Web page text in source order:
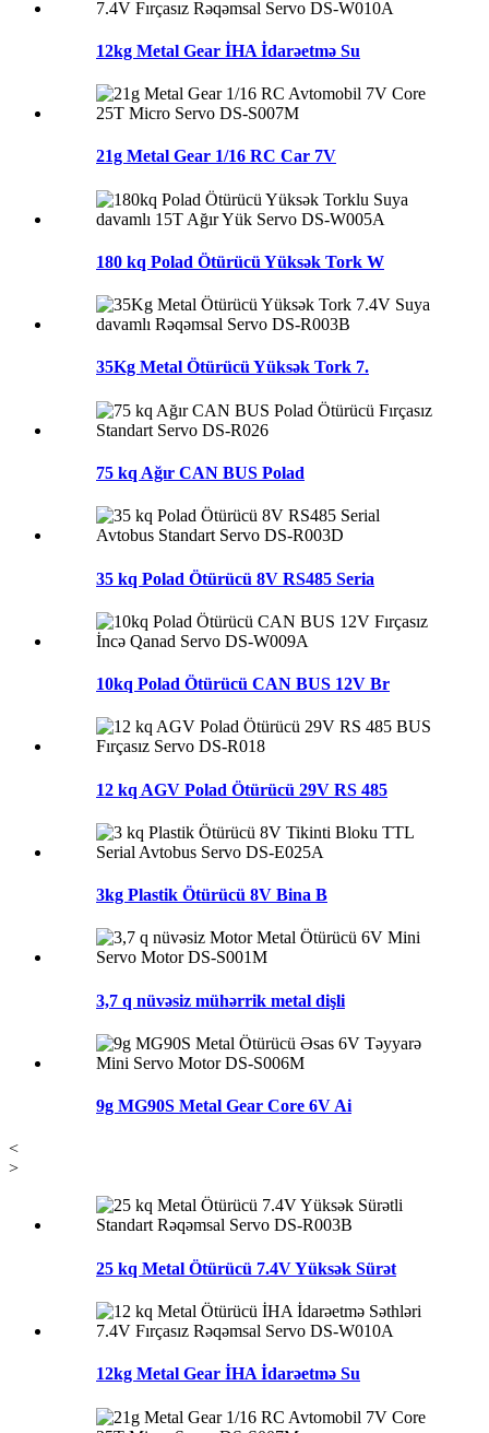
12kg Metal Gear İHA İdarəetmə Su
21g Metal Gear 1/16 RC Car 7V
180 kq Polad Ötürücü Yüksək Tork W
35Kg Metal Ötürücü Yüksək Tork 7.
75 kq Ağır CAN BUS Polad
35 kq Polad Ötürücü 8V RS485 Seria
10kq Polad Ötürücü CAN BUS 12V Br
12 kq AGV Polad Ötürücü 29V RS 485
3kg Plastik Ötürücü 8V Bina B
3,7 q nüvəsiz mühərrik metal dişli
9g MG90S Metal Gear Core 6V Ai
<
>
25 kq Metal Ötürücü 7.4V Yüksək Sürət
12kg Metal Gear İHA İdarəetmə Su